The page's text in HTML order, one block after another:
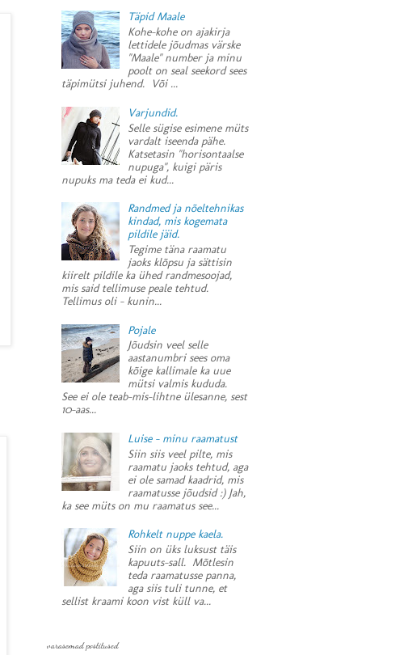
Täpid Maale
Kohe-kohe on ajakirja
lettidele jõudmas värske
"Maale" number ja minu
poolt on seal seekord sees
täpimütsi juhend. Või ...
Varjundid.
Selle sügise esimene müts
vardalt iseenda pähe.
Katsetasin "horisontaalse
nupuga", kuigi päris
nupuks ma teda ei kud...
Randmed ja nõeltehnikas
kindad, mis kogemata
pildile jäid.
Tegime täna raamatu
jaoks klõpsu ja sättisin
kiirelt pildile ka ühed randmesoojad,
mis said tellimuse peale tehtud.
Tellimus oli - kunin...
Pojale
Jõudsin veel selle
aastanumbri sees oma
kõige kallimale ka uue
mütsi valmis kududa.
See ei ole teab-mis-lihtne ülesanne, sest
10-aas...
Luise - minu raamatust
Siin siis veel pilte, mis
raamatu jaoks tehtud, aga
ei ole samad kaadrid, mis
raamatusse jõudsid :) Jah,
ka see müts on mu raamatus see...
Rohkelt nuppe kaela.
Siin on üks luksust täis
kapuuts-sall. Mõtlesin
teda raamatusse panna,
aga siis tuli tunne, et
sellist kraami koon vist küll va...
varasemad postitused